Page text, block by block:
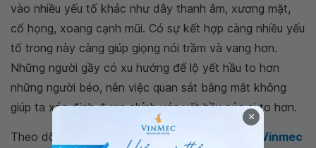
vào nhiều yếu tố khác như dây thanh âm, xương mặt,
cổ họng, xoang cạnh mũi. Có sự kết hợp càng nhiều yếu
tố trong này càng giúp giọng nói trầm và vang hơn.
Những người gầy có xu hướng để lộ yết hầu to hơn
những người béo, nên việc quan sát bằng mắt không
giúp ta xác định được chính xác yết hầu của ai to hơn.
Theo dõi website
Bệnh viện Đa khoa Quốc tế Vinmec
×